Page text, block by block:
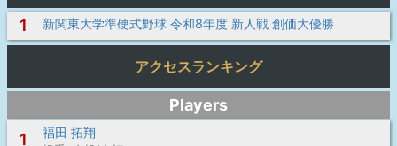
1 新関東大学準硬式野球 令和8年度 新人戦 創価大優勝
アクセスランキング
Players
1
福田 拓翔